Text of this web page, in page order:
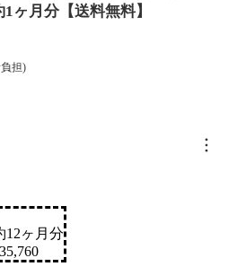
ヶ月分【送料無料】
担)
SOLD
12ヶ月分
35,760